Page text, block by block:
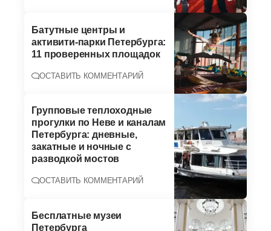
Батутные центры и
активити-парки Петербурга:
11 проверенных площадок
ОСТАВИТЬ КОММЕНТАРИЙ
Групповые теплоходные
прогулки по Неве и каналам
Петербурга: дневные,
закатные и ночные с
разводкой мостов
ОСТАВИТЬ КОММЕНТАРИЙ
Бесплатные музеи
Петербурга